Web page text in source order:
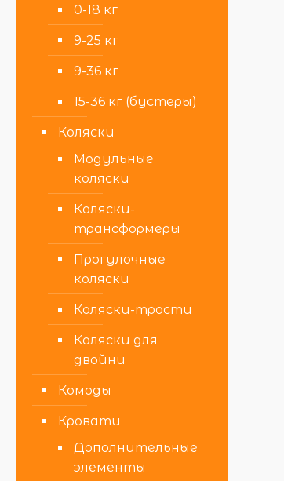
0-18 кг
9-25 кг
9-36 кг
15-36 кг (бустеры)
Коляски
Модульные
коляски
Коляски-
трансформеры
Прогулочные
коляски
Коляски-трости
Коляски для
двойни
Комоды
Кровати
Дополнительные
элементы